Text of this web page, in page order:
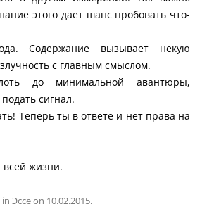
этого дает шанс пробовать что-
Содержание вызывает некую
с главным смыслом.
до минимальной авантюры,
сигнал.
Теперь ты в ответе и нет права на
жизни.
Эссеon 10.02.2015.